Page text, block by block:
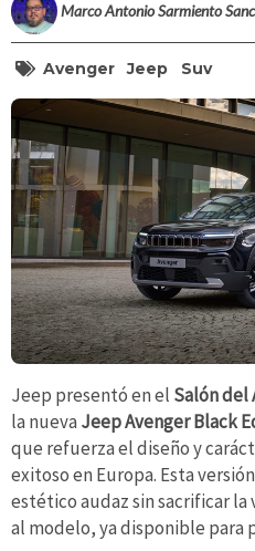
Marco Antonio Sarmiento
Avenger Jeep Suv
Jeep presentó en el Salón del
la nueva Jeep Avenger Black
que refuerza el diseño y
exitoso en Europa. Esta
estético audaz sin sacrificar
al modelo, ya disponible para